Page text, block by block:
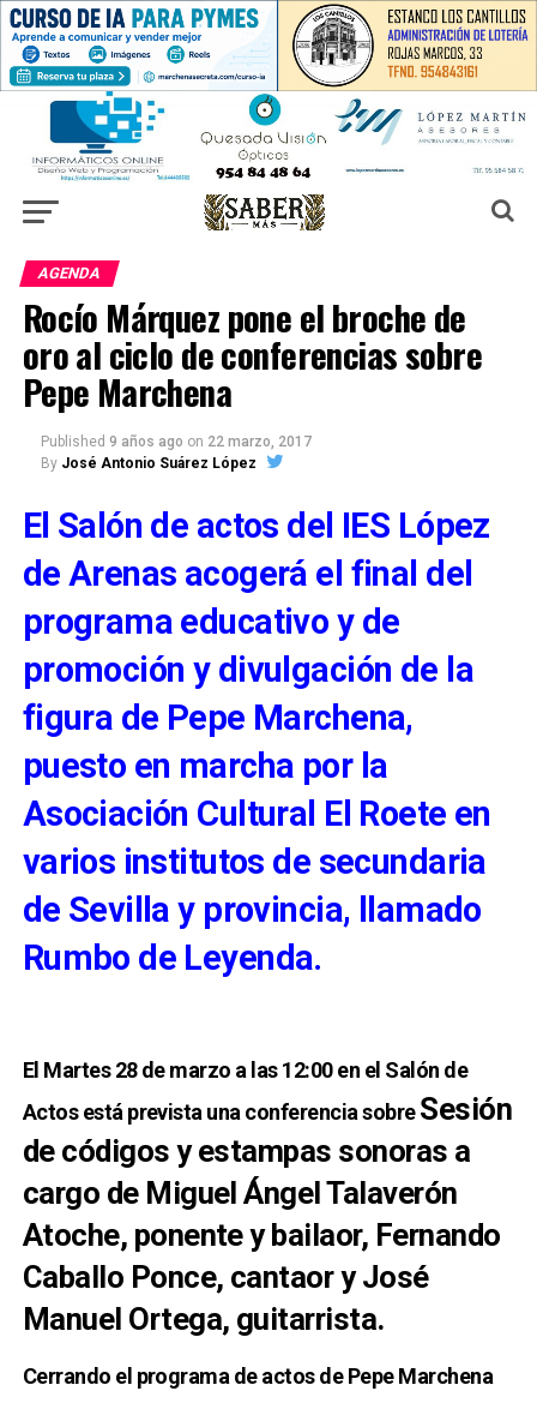
AGENDA
Rocío Márquez pone el broche de
oro al ciclo de conferencias sobre
Pepe Marchena
Published 9 años ago on 22 marzo, 2017
By José Antonio Suárez López
El Salón de actos del IES López
de Arenas acogerá el final del
programa educativo y de
promoción y divulgación de la
figura de Pepe Marchena,
puesto en marcha por la
Asociación Cultural El Roete en
varios institutos de secundaria
de Sevilla y provincia, llamado
Rumbo de Leyenda.
El Martes 28 de marzo a las 12:00 en el Salón de
Actos está prevista una conferencia sobreSesión
de códigos y estampas sonoras a
cargo de Miguel Ángel Talaverón
Atoche, ponente y bailaor, Fernando
Caballo Ponce, cantaor y José
Manuel Ortega, guitarrista.
Cerrando el programa de actos de Pepe Marchena